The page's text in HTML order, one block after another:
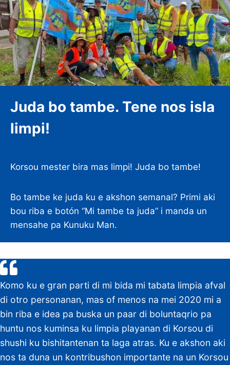
Juda bo tambe. Tene nos isla
limpi!
Korsou mester bira mas limpi! Juda bo tambe!
Bo tambe ke juda ku e akshon semanal? Primi aki
bou riba e botón “Mi tambe ta juda” i manda un
mensahe pa Kunuku Man.
Komo ku e gran parti di mi bida mi tabata limpia afval
di otro personanan, mas of menos na mei 2020 mi a
bin riba e idea pa buska un paar di boluntaqrio pa
huntu nos kuminsa ku limpia playanan di Korsou di
shushi ku bishitantenan ta laga atras. Ku e akshon aki
nos ta duna un kontribushon importante na un Korsou